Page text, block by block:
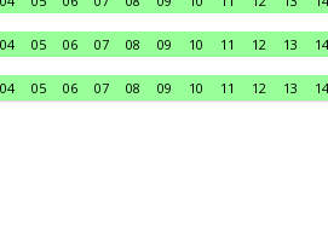
04 05 06 07 08 09 10 11 12 13 14
04 05 06 07 08 09 10 11 12 13 14